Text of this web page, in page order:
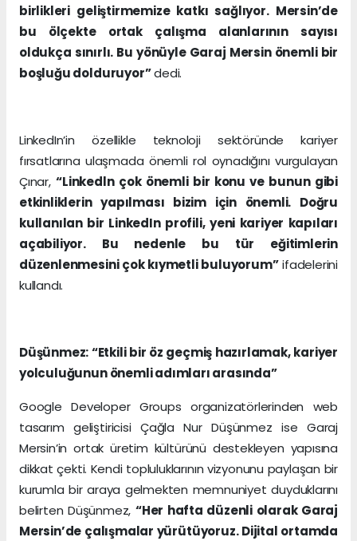
birlikleri geliştirmemize katkı sağlıyor. Mersin’de
bu ölçekte ortak çalışma alanlarının sayısı
oldukça sınırlı. Bu yönüyle Garaj Mersin önemli bir
boşluğu dolduruyor”dedi.
LinkedIn’in özellikle teknoloji sektöründe kariyer
fırsatlarına ulaşmada önemli rol oynadığını vurgulayan
Çınar,“Linkedln çok önemli bir konu ve bunun gibi
etkinliklerin yapılması bizim için önemli. Doğru
kullanılan bir LinkedIn profili, yeni kariyer kapıları
açabiliyor. Bu nedenle bu tür eğitimlerin
düzenlenmesini çok kıymetli buluyorum”ifadelerini
kullandı.
Düşünmez: “Etkili bir öz geçmiş hazırlamak, kariyer
yolculuğunun önemli adımları arasında”
Google Developer Groups organizatörlerinden web
tasarım geliştiricisi Çağla Nur Düşünmez ise Garaj
Mersin’in ortak üretim kültürünü destekleyen yapısına
dikkat çekti. Kendi topluluklarının vizyonunu paylaşan bir
kurumla bir araya gelmekten memnuniyet duyduklarını
belirten Düşünmez, “Her hafta düzenli olarak Garaj
Mersin’de çalışmalar yürütüyoruz. Dijital ortamda